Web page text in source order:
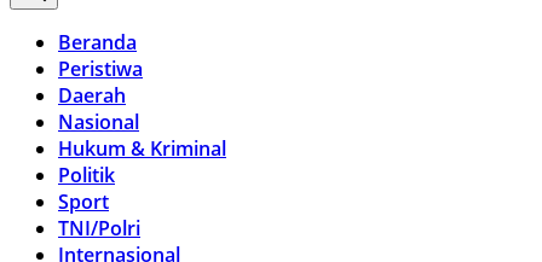
Beranda
Peristiwa
Daerah
Nasional
Hukum & Kriminal
Politik
Sport
TNI/Polri
Internasional